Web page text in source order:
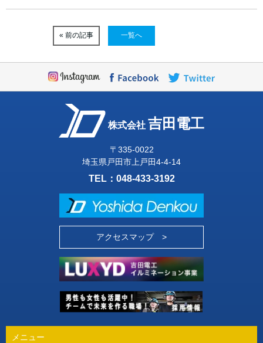
« 前の記事 一覧へ
株式会社 吉田電工
〒335-0022
埼玉県戸田市上戸田4-4-14
TEL： 048-433-3192
アクセスマップ >
メニュー